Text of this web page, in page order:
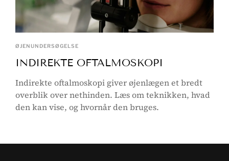
ØJENUNDERSØGELSE
INDIREKTE OFTALMOSKOPI
Indirekte oftalmoskopi giver øjenlægen et bredt
overblik over nethinden. Læs om teknikken, hvad
den kan vise, og hvornår den bruges.